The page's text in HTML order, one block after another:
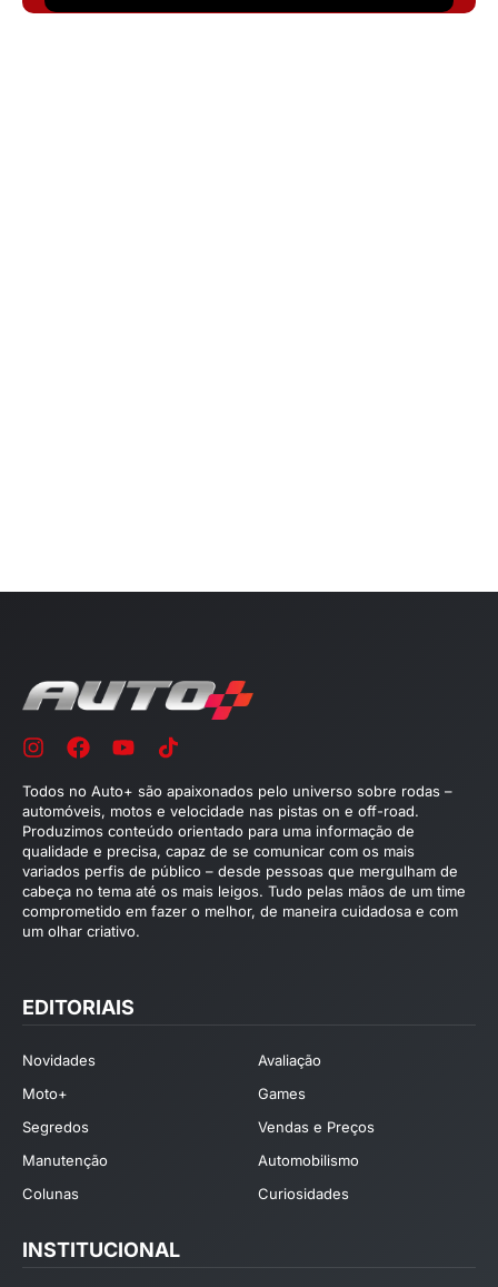
Todos no Auto+ são apaixonados pelo universo sobre rodas –
automóveis, motos e velocidade nas pistas on e off-road.
Produzimos conteúdo orientado para uma informação de
qualidade e precisa, capaz de se comunicar com os mais
variados perfis de público – desde pessoas que mergulham de
cabeça no tema até os mais leigos. Tudo pelas mãos de um time
comprometido em fazer o melhor, de maneira cuidadosa e com
um olhar criativo.
EDITORIAIS
Novidades
Avaliação
Moto+
Games
Segredos
Vendas e Preços
Manutenção
Automobilismo
Colunas
Curiosidades
INSTITUCIONAL